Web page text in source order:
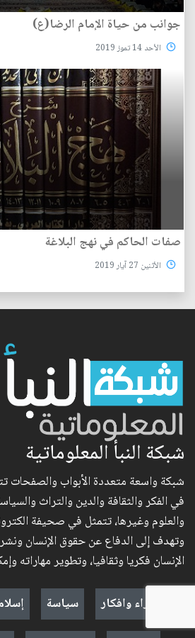
جوانب من حياة الإمام الرضا(ع)
الأحد 14 تموز 2019
صفات الحاكم في نهج البلاغة
الأثنين 27 آيار 2019
شبكة النبأ المعلوماتية
شبكة واسعة متعددة الأبواب
في الفكر والثقافة والدين والتراث
والعلوم وغيرها، تتمثل في صحيفة
وتهدف إلى الدفاع عن حقوق الإنسان ونشر
الإنسان فكريا وثقافيا، وتطوير مهاراته
آراء وافكار
سياسة